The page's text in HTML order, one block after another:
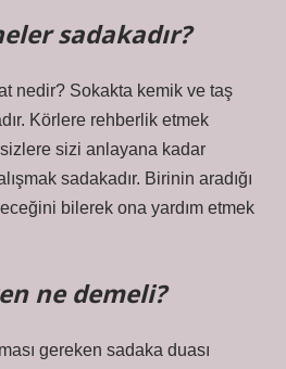
sadakadır?
nedir? Sokakta kemik ve taş
Körlere rehberlik etmek
sizi anlayana kadar
sadakadır. Birinin aradığı
bilerek ona yardım etmek
ne demeli?
gereken sadaka duası